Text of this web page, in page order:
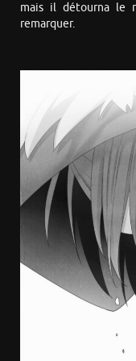
mais il détourna le
remarquer.